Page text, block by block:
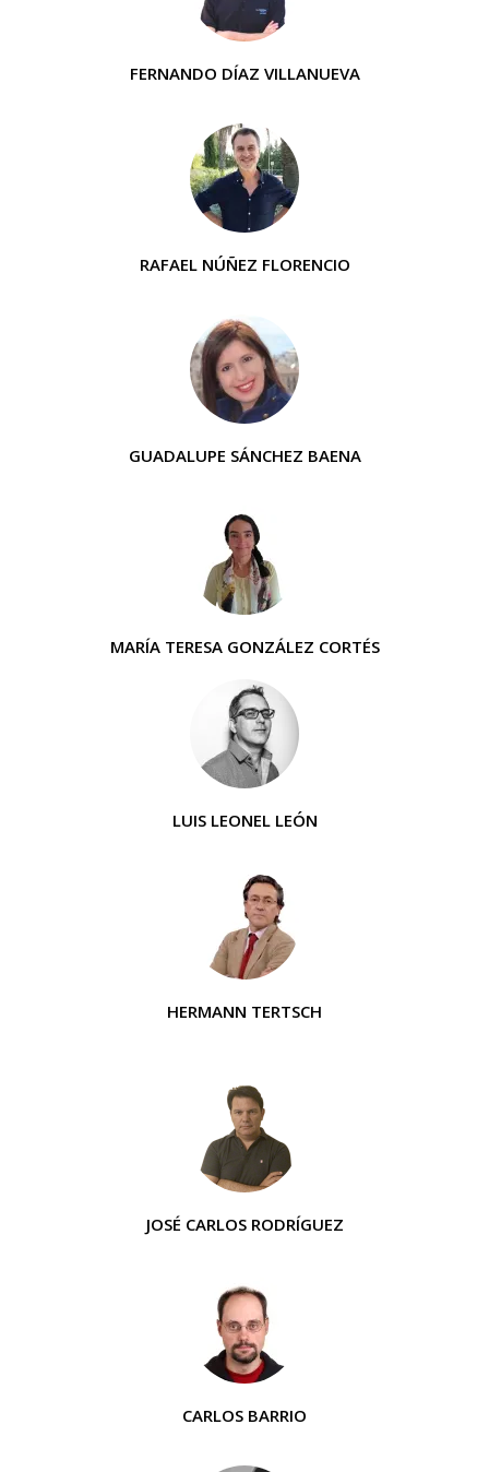
FERNANDO DÍAZ VILLANUEVA
RAFAEL NÚÑEZ FLORENCIO
GUADALUPE SÁNCHEZ BAENA
MARÍA TERESA GONZÁLEZ CORTÉS
LUIS LEONEL LEÓN
HERMANN TERTSCH
JOSÉ CARLOS RODRÍGUEZ
CARLOS BARRIO